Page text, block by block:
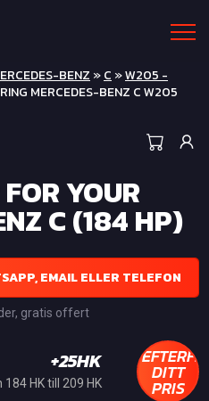
BENZ »C »W205 -
MERCEDES-BENZ C W205
YOUR
C (184 HP)
EMAIL ELLER TELEFON
gratis offert
+25HK
184 HK till 209 HK DITT
PRIS